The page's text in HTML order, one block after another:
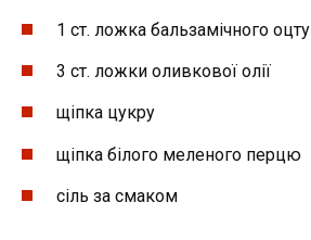
1 ст. ложка бальзамічного оцту
3 ст. ложки оливкової олії
щіпка цукру
щіпка білого меленого перцю
сіль за смаком